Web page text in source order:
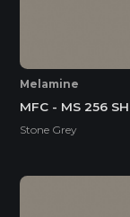
Melamine
MFC - MS 256 SH
Stone Grey